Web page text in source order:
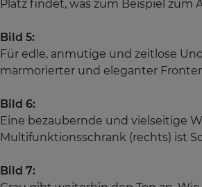
Platz findet, was zum Beispiel zum
Bild 5:
Für edle, anmutige und zeitlose
marmorierter und eleganter
Bild 6:
Eine bezaubernde und vielseitige
Multifunktionsschrank (rechts) ist
Bild 7: